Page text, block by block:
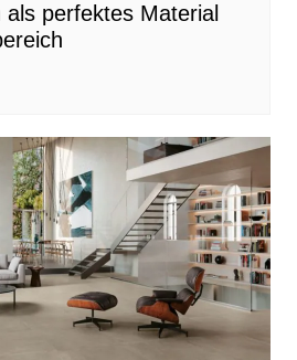
als perfektes Material